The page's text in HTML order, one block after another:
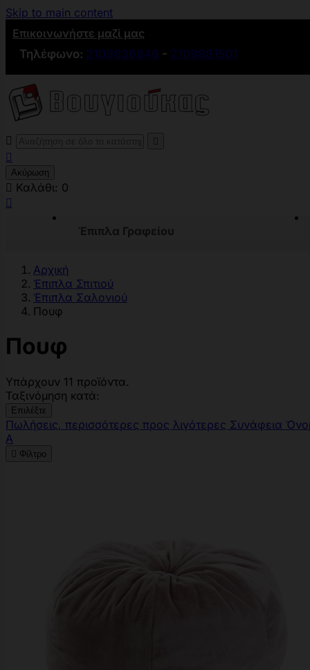
Skip to main content
Επικοινωνήστε μαζί μας
Τηλέφωνο: 2109836846 - 2109881501
 

Ακύρωση
 Καλάθι: 0

Έπιπλα Γραφείου
Αρχική
Έπιπλα Σπιτιού
Έπιπλα Σαλονιού
Πουφ
Πουφ
Υπάρχουν 11 προϊόντα.
Ταξινόμηση κατά:
Επιλέξτε
Πωλήσεις, περισσότερες προς λιγότερες Συνάφεια
Α
 Φίλτρο